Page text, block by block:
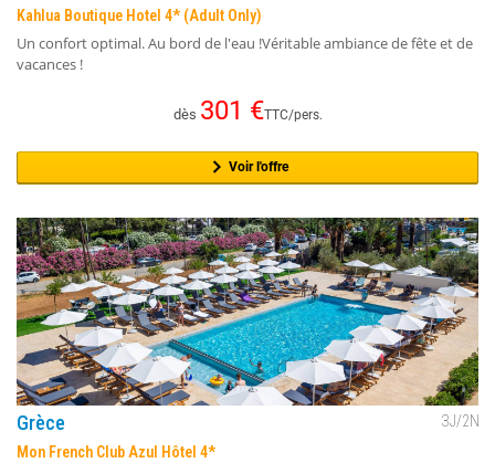
Kahlua Boutique Hotel 4* (Adult Only)
Un confort optimal. Au bord de l'eau !Véritable ambiance de fête et de
vacances !
dès 301 €TTC/pers.
Voir l'offre
Grèce 3J/2N
Mon French Club Azul Hôtel 4*